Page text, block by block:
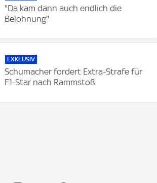
"Da kam dann auch endlich die
Belohnung"
EXKLUSIV
Schumacher fordert Extra-Strafe für
F1-Star nach Rammstoß